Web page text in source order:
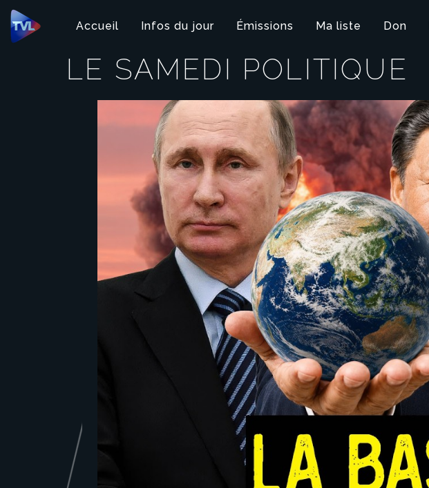
Panneau de gestion des cookies
Accueil Infos du jour Émissions Ma liste Don
LE SAMEDI POLITIQUE